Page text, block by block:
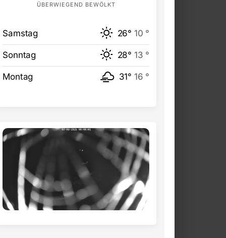
ÜBERWIEGEND BEWÖLKT
Samstag 26° 10 °
Sonntag 28° 13 °
Montag 31° 16 °